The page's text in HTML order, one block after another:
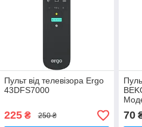
Пульт від телевізора Ergo
43DFS7000
225₴ 250 ₴
Hi-
70